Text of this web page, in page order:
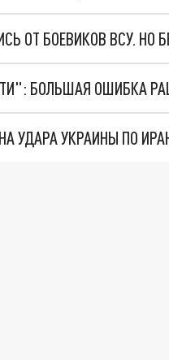
ОТ БОЕВИКОВ ВСУ.
УДАРА УКРАИНЫ ПО